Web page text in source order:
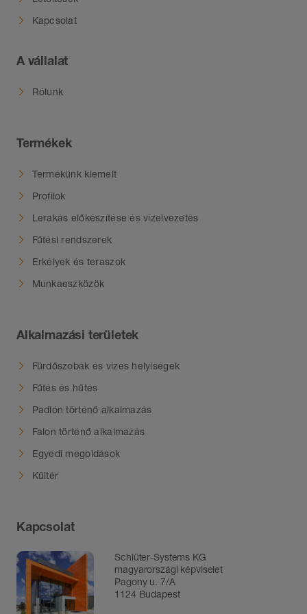
Kapcsolat
A vállalat
Rólunk
Termékek
Termékünk kiemelt
Profilok
Lerakás előkészítése és vízelvezetés
Fűtési rendszerek
Erkélyek és teraszok
Munkaeszközök
Alkalmazási területek
Fürdőszobák és vizes helyiségek
Fűtés és hűtés
Padlón történő alkalmazás
Falon történő alkalmazás
Egyedi megoldások
Kültér
Kapcsolat
Schlüter-Systems KG
magyarországi képviselet
Pagony u. 7/A
1124 Budapest